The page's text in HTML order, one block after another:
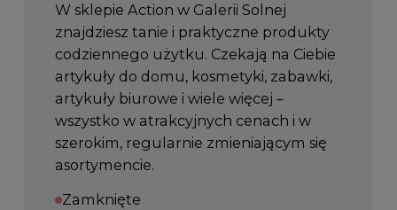
W sklepie Action w Galerii Solnej
znajdziesz tanie i praktyczne produkty
codziennego użytku. Czekają na Ciebie
artykuły do domu, kosmetyki, zabawki,
artykuły biurowe i wiele więcej –
wszystko w atrakcyjnych cenach i w
szerokim, regularnie zmieniającym się
asortymencie.
Zamknięte